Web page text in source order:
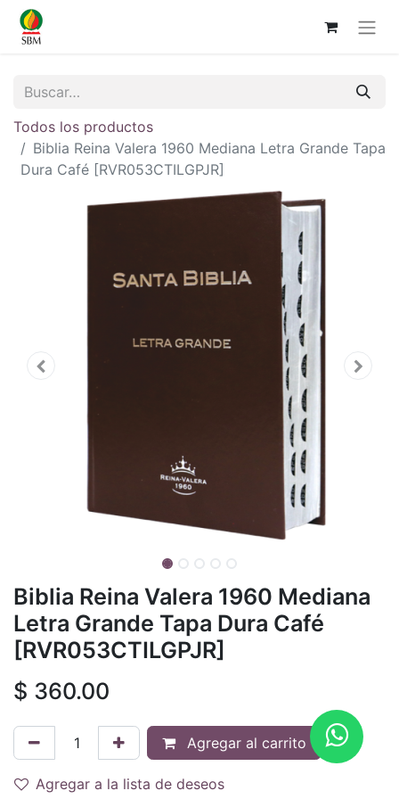
Todos los productos
Biblia Reina Valera 1960 Mediana Letra Grande Tapa
Dura Café [RVR053CTILGPJR]
Biblia Reina Valera 1960 Mediana
Letra Grande Tapa Dura Café
[RVR053CTILGPJR]
$ 360.00
Agregar al carrito
Agregar a la lista de deseos